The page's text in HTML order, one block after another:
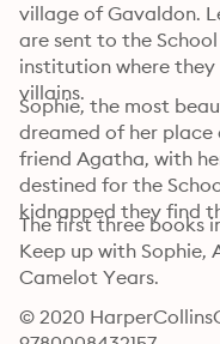
village of Gavaldon.
are sent to the
institution where
villains.
Sophie, the most
dreamed of her place
friend Agatha, with
destined for the
kidnapped they find
The first three books
Keep up with Sophie,
Camelot Years.
© 2020